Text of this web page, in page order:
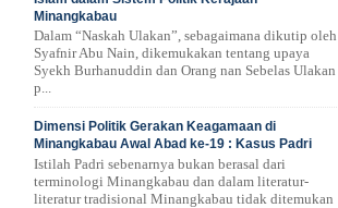
Minangkabau
Dalam “Naskah Ulakan”, sebagaimana dikutip oleh
Syafnir Abu Nain, dikemukakan tentang upaya
Syekh Burhanuddin dan Orang nan Sebelas Ulakan
p...
Dimensi Politik Gerakan Keagamaan di
Minangkabau Awal Abad ke-19 : Kasus Padri
Istilah Padri sebenarnya bukan berasal dari
terminologi Minangkabau dan dalam literatur-
literatur tradisional Minangkabau tidak ditemukan